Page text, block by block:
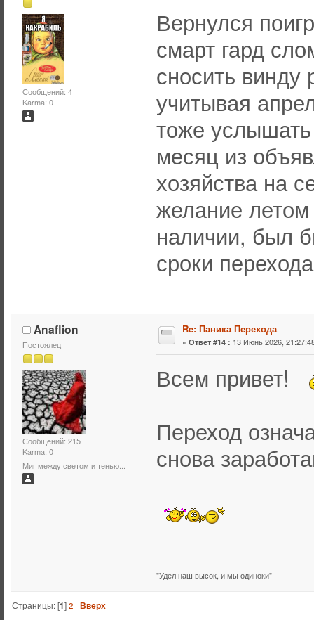
Сообщений: 4
Karma: 0
Вернулся
смарт гард
сносить винду
учитывая
тоже услышать
месяц из
хозяйства на
желание
наличии, был
сроки перехода
Anaflion
Постоялец
Сообщений: 215
Karma: 0
Миг между светом и тенью...
Re: Паника Перехода
« Ответ #14 : 13 Июнь 2026,
Всем привет!
Переход
снова
"Удел наш высок, и мы одиноки"
Страницы: [1]2 Вверх